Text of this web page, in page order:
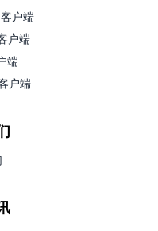
户端
户端
端
户端